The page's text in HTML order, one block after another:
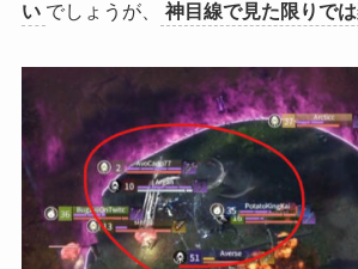
い でしょうが、 神目線で見た限りで